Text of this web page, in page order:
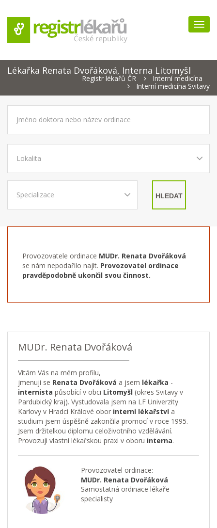
Lékařka Renata Dvořáková, Interna Litomyšl
Registr lékařů ČR
Interní medicína
Interní medicína Svitavy
HLEDAT
Provozovatele ordinace MUDr. Renata Dvořáková
se nám nepodařilo najít. Provozovatel ordinace
pravděpodobně ukončil svou činnost.
MUDr. Renata Dvořáková
Vítám Vás na mém profilu,
jmenuji se Renata Dvořáková a jsem lékařka -
internista působící v obci Litomyšl (okres Svitavy v
Pardubický kraj). Vystudovala jsem na LF Univerzity
Karlovy v Hradci Králové obor interní lékařstvía
studium jsem úspěšně zakončila promocí v roce 1995.
Jsem držitelkou diplomu celoživotního vzdělávání.
Provozuji vlastní lékařskou praxi v oboru interna.
Provozovatel ordinace:
MUDr. Renata Dvořáková
Samostatná ordinace lékaře
specialisty